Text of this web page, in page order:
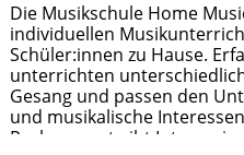
Die Musikschule Home
individuellen
Schüler:innen zu Hause.
unterrichten
Gesang und passen den
und musikalische
Probemonat gibt